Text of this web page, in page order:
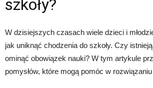
szkoły?
W dzisiejszych czasach wiele dzieci i
jak uniknąć chodzenia do szkoły. Czy
ominąć obowiązek nauki? W tym artykule
pomysłów, które mogą pomóc w